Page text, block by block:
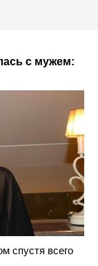
с мужем:
спустя всего